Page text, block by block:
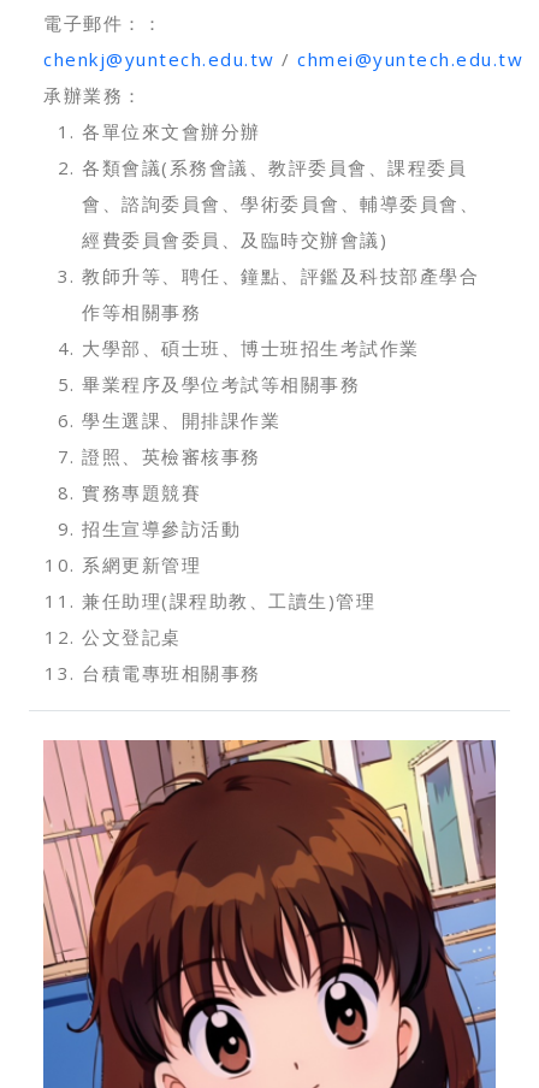
電子郵件：：
chenkj@yuntech.edu.tw / chmei@yuntech.edu.tw
承辦業務：
各單位來文會辦分辦
各類會議(系務會議、教評委員會、課程委員
會、諮詢委員會、學術委員會、輔導委員會、
經費委員會委員、及臨時交辦會議)
教師升等、聘任、鐘點、評鑑及科技部產學合
作等相關事務
大學部、碩士班、博士班招生考試作業
畢業程序及學位考試等相關事務
學生選課、開排課作業
證照、英檢審核事務
實務專題競賽
招生宣導參訪活動
系網更新管理
兼任助理(課程助教、工讀生)管理
公文登記桌
台積電專班相關事務